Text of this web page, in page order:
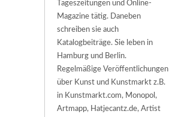
Tageszeitungen und Online-
Magazine tätig. Daneben
schreiben sie auch
Katalogbeiträge. Sie leben in
Hamburg und Berlin.
Regelmäßige Veröffentlichungen
über Kunst und Kunstmarkt z.B.
in Kunstmarkt.com, Monopol,
Artmapp, Hatjecantz.de, Artist